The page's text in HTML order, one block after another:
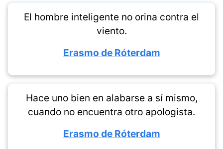
El hombre inteligente no orina contra el
viento.
Erasmo de Róterdam
Hace uno bien en alabarse a sí mismo,
cuando no encuentra otro apologista.
Erasmo de Róterdam